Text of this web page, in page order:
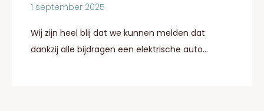
1 september 2025
Wij zijn heel blij dat we kunnen melden dat
dankzij alle bijdragen een elektrische auto...